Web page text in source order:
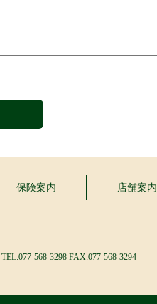
保険案内 店舗案内
TEL:077-568-3298 FAX:077-568-3294